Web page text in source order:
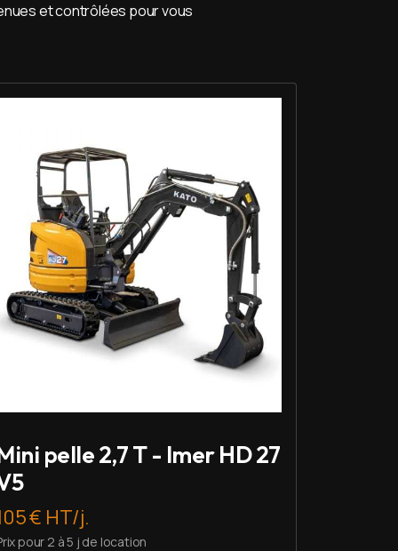
et contrôlées pour vous
pelle 2,7 T - Imer HD 27
€ HT/j.
pour 2 à 5 j de location
Mini pelle 2,7 T - Imer HD 27 V5